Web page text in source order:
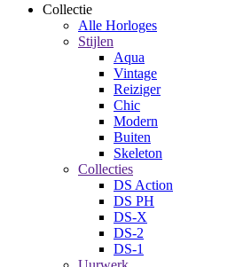
Collectie
Alle Horloges
Stijlen
Aqua
Vintage
Reiziger
Chic
Modern
Buiten
Skeleton
Collecties
DS Action
DS PH
DS-X
DS-2
DS-1